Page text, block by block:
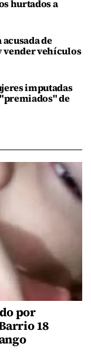
hurtados a
de
vehículos
imputadas
de
por
18